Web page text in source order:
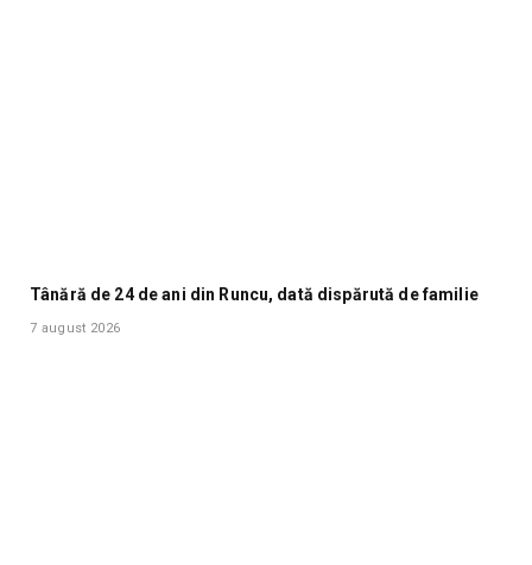
Tânără de 24 de ani din Runcu, dată dispărută de familie
7 august 2026